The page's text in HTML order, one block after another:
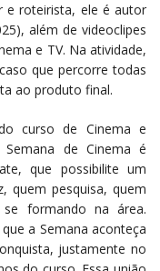
e roteirista, ele é autor
além de videoclipes
e TV. Na atividade,
que percorre todas
ao produto final.
curso de Cinema e
de Cinema é
que possibilite um
quem pesquisa, quem
formando na área.
a Semana aconteça
justamente no